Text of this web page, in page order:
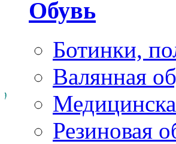
Обувь
Ботинки,
Валянная
Резиновая